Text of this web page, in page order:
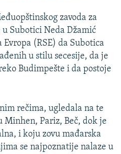
zavoda za
Subotici Neda Džamić
(RSE) da Subotica
u stilu secesije, da je
Budimpešte i da postoje
rečima, ugledala na te
Minhen, Pariz, Beč, dok je
i koju zovu mađarska
se najpoznatije nalaze u